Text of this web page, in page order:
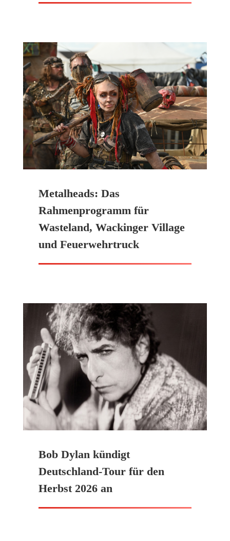
Metalheads: Das
Rahmenprogramm für
Wasteland, Wackinger Village
und Feuerwehrtruck
Bob Dylan kündigt
Deutschland-Tour für den
Herbst 2026 an